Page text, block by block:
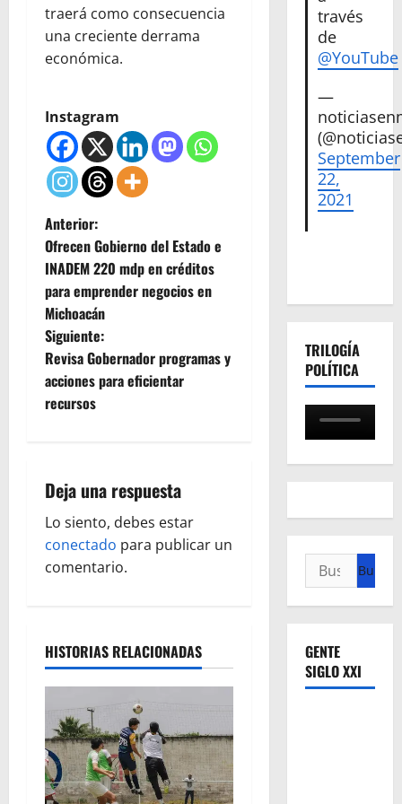
traerá como consecuencia
una creciente derrama
económica.
Instagram
N
a
v
e
g
a
i
ó
n
e
e
n
t
r
Anterior:
Ofrecen Gobierno del Estado e
INADEM 220 mdp en créditos
para emprender negocios en
Michoacán
Siguiente:
Revisa Gobernador programas y
acciones para eficientar
recursos
Deja una respuesta
Lo siento, debes estar
conectado para publicar un
comentario.
HISTORIAS RELACIONADAS
través
de
@YouTube
—
September
22,
2021
TRILOGÍA
POLÍTICA
Buscar:
GENTE
SIGLO XXI